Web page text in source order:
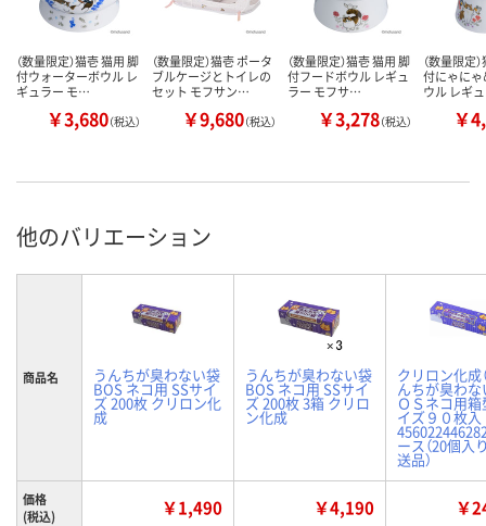
（数量限定）猫壱 猫用 脚
付ウォーターボウル レ
ギュラー モ…
￥3,680（税込）
（数量限定）猫壱 ポータ
ブルケージとトイレの
セット モフサン…
￥9,680（税込）
（数量限定）猫壱 猫用 脚
付フードボウル レギュ
ラー モフサ…
￥3,278（税込）
（数量限定
付にゃに
ウル レギ
￥
他のバリエーション
商品名 うんちが臭わない袋
BOS ネコ用 SSサイ
ズ 200枚 クリロン化
成
うんちが臭わない袋
BOS ネコ用 SSサイ
ズ 200枚 3箱 クリロ
ン化成
クリロン化成
んちが臭わ
ＯＳネコ用
イズ９０枚入
ース（20個入り
送品）
価格
(税込)
￥1,490 ￥4,190 ￥